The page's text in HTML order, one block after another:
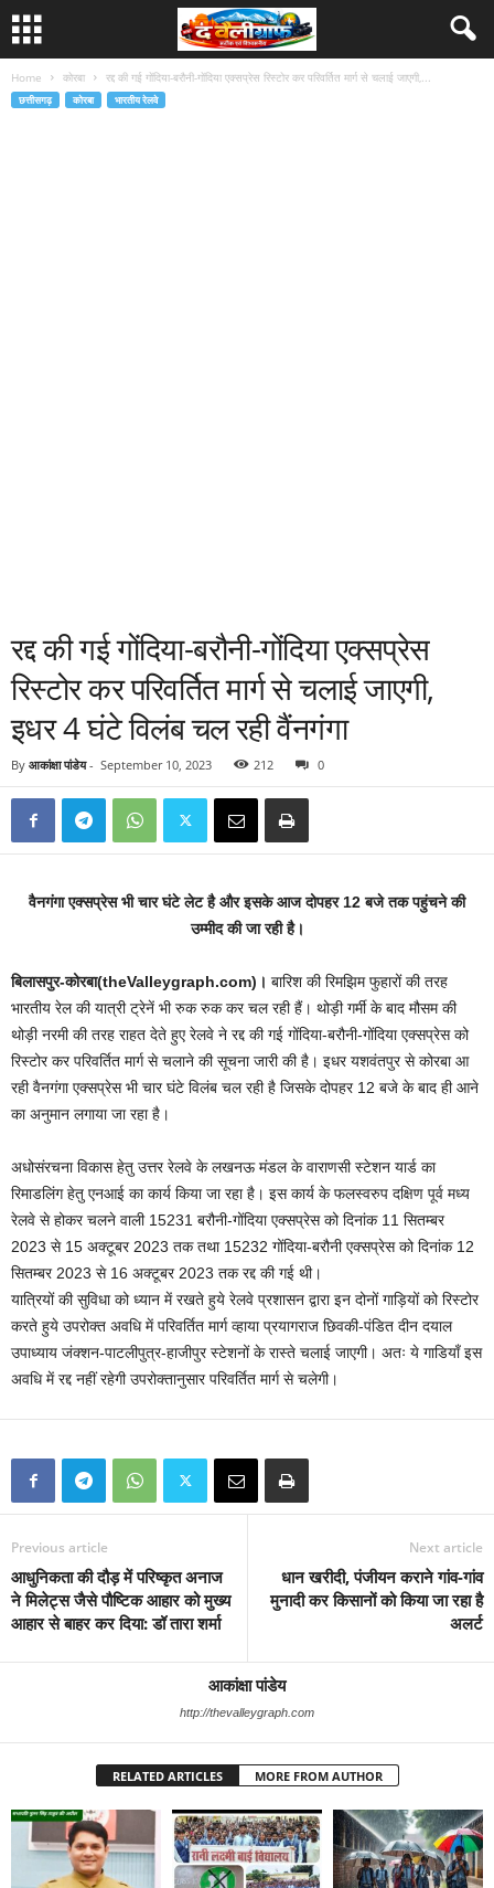
Home कोरबा रद्द की गई गोंदिया-बरौनी-गोंदिया एक्सप्रेस रिस्टोर कर परिवर्तित मार्ग से चलाई जाएगी,...
छत्तीसगढ़ कोरबा भारतीय रेलवे
रद्द की गई गोंदिया-बरौनी-गोंदिया एक्सप्रेस
रिस्टोर कर परिवर्तित मार्ग से चलाई जाएगी,
इधर 4 घंटे विलंब चल रही वैंनगंगा
By आकांक्षा पांडेय- September 10, 2023 212 0
वैनगंगा एक्सप्रेस भी चार घंटे लेट है और इसके आज दोपहर 12 बजे तक पहुंचने की
उम्मीद की जा रही है।
बिलासपुर-कोरबा(theValleygraph.com)। बारिश की रिमझिम फुहारों की तरह
भारतीय रेल की यात्री ट्रेनें भी रुक रुक कर चल रही हैं। थोड़ी गर्मी के बाद मौसम की
थोड़ी नरमी की तरह राहत देते हुए रेलवे ने रद्द की गई गोंदिया-बरौनी-गोंदिया एक्सप्रेस को
रिस्टोर कर परिवर्तित मार्ग से चलाने की सूचना जारी की है। इधर यशवंतपुर से कोरबा आ
रही वैनगंगा एक्सप्रेस भी चार घंटे विलंब चल रही है जिसके दोपहर 12 बजे के बाद ही आने
का अनुमान लगाया जा रहा है।
अधोसंरचना विकास हेतु उत्तर रेलवे के लखनऊ मंडल के वाराणसी स्टेशन यार्ड का
रिमाडलिंग हेतु एनआई का कार्य किया जा रहा है। इस कार्य के फलस्वरुप दक्षिण पूर्व मध्य
रेलवे से होकर चलने वाली 15231 बरौनी-गोंदिया एक्सप्रेस को दिनांक 11 सितम्बर
2023 से 15 अक्टूबर 2023 तक तथा 15232 गोंदिया-बरौनी एक्सप्रेस को दिनांक 12
सितम्बर 2023 से 16 अक्टूबर 2023 तक रद्द की गई थी।
यात्रियों की सुविधा को ध्यान में रखते हुये रेलवे प्रशासन द्वारा इन दोनों गाड़ियों को रिस्टोर
करते हुये उपरोक्त अवधि में परिवर्तित मार्ग व्हाया प्रयागराज छिवकी-पंडित दीन दयाल
उपाध्याय जंक्शन-पाटलीपुत्र-हाजीपुर स्टेशनों के रास्ते चलाई जाएगी। अतः ये गाडियाँ इस
अवधि में रद्द नहीं रहेगी उपरोक्तानुसार परिवर्तित मार्ग से चलेगी।
Previous article
आधुनिकता की दौड़ में परिष्कृत अनाज
ने मिलेट्स जैसे पौष्टिक आहार को मुख्य
आहार से बाहर कर दिया: डॉ तारा शर्मा
Next article
धान खरीदी, पंजीयन कराने गांव-गांव
मुनादी कर किसानों को किया जा रहा है
अलर्ट
आकांक्षा पांडेय
http://thevalleygraph.com
RELATED ARTICLES MORE FROM AUTHOR